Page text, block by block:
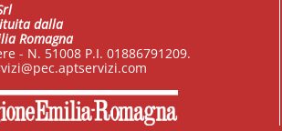
dalla
Romagna
- N. 51008 P.I. 01886791209.